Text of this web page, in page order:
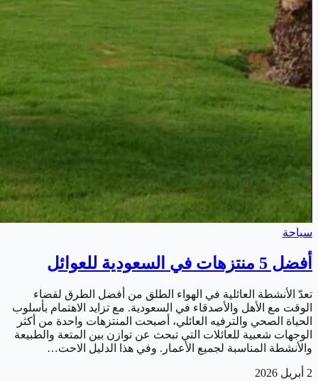
سياحة
أفضل 5 منتزهات في السعودية للعوائل
تعدّ الأنشطة العائلية في الهواء الطلق من أفضل الطرق لقضاء
الوقت مع الأهل والأصدقاء في السعودية. مع تزايد الاهتمام بأسلوب
الحياة الصحي والترفيه العائلي، أصبحت المنتزهات واحدة من أكثر
الوجهات شعبية للعائلات التي تبحث عن توازن بين المتعة والطبيعة
والأنشطة المناسبة لجميع الأعمار. وفي هذا الدليل الاحت…
2 أبريل 2026